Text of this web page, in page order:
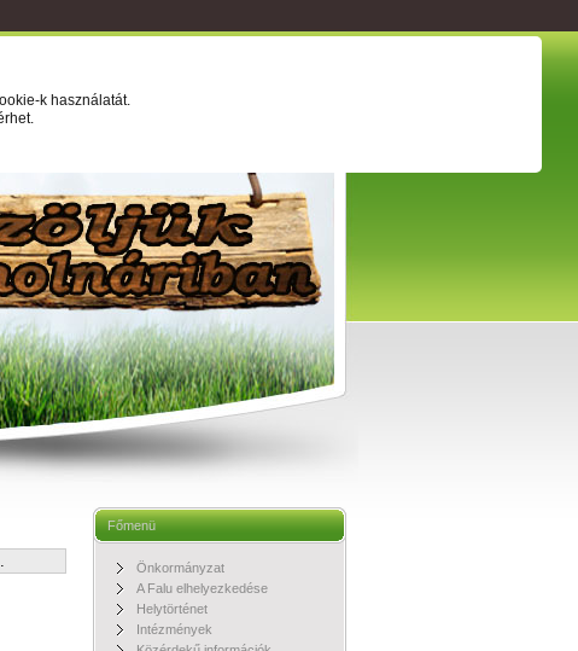
k használatát.
Főmenü
Önkormányzat
A Falu elhelyezkedése
Helytörténet
Intézmények